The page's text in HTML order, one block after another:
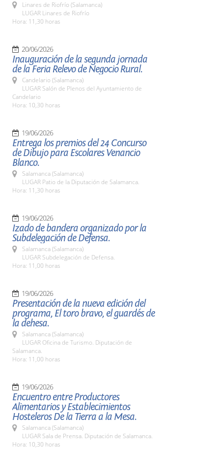
Linares de Riofrío (Salamanca)
LUGAR Linares de Riofrío
Hora: 11,30 horas
20/06/2026
Inauguración de la segunda jornada
de la Feria Relevo de Negocio Rural.
Candelario (Salamanca)
LUGAR Salón de Plenos del Ayuntamiento de
Candelario
Hora: 10,30 horas
19/06/2026
Entrega los premios del 24 Concurso
de Dibujo para Escolares Venancio
Blanco.
Salamanca (Salamanca)
LUGAR Patio de la Diputación de Salamanca.
Hora: 11,30 horas
19/06/2026
Izado de bandera organizado por la
Subdelegación de Defensa.
Salamanca (Salamanca)
LUGAR Subdelegación de Defensa.
Hora: 11,00 horas
19/06/2026
Presentación de la nueva edición del
programa, El toro bravo, el guardés de
la dehesa.
Salamanca (Salamanca)
LUGAR Oficina de Turismo. Diputación de
Salamanca.
Hora: 11,00 horas
19/06/2026
Encuentro entre Productores
Alimentarios y Establecimientos
Hosteleros De la Tierra a la Mesa.
Salamanca (Salamanca)
LUGAR Sala de Prensa. Diputación de Salamanca.
Hora: 10,30 horas